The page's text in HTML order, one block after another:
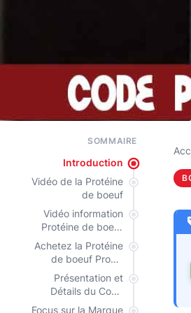
SOMMAIRE
Introduction
Vidéo de la Protéine
de boeuf
Vidéo information
Protéine de boeuf
Prozis
Achetez la Protéine
de boeuf Prozis
moins cher !
Présentation et
Détails du Code
Promo
Focus sur la Marque